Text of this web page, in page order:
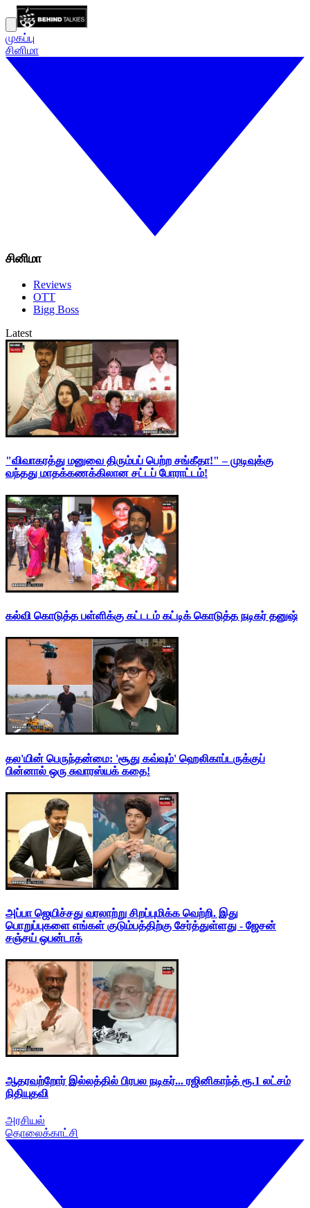
முகப்பு
சினிமா
சினிமா
Reviews
OTT
Bigg Boss
Latest
"விவாகரத்து மனுவை திரும்பப் பெற்ற சங்கீதா!" – முடிவுக்கு
வந்தது மாதக்கணக்கிலான சட்டப் போராட்டம்!
கல்வி கொடுத்த பள்ளிக்கு கட்டடம் கட்டிக் கொடுத்த நடிகர் தனுஷ்
தல'யின் பெருந்தன்மை: 'சூது கவ்வும்' ஹெலிகாப்டருக்குப்
பின்னால் ஒரு சுவாரஸ்யக் கதை!
அப்பா ஜெயிச்சது வரலாற்று சிறப்புமிக்க வெற்றி. இது
பொறுப்புகளை எங்கள் குடும்பத்திற்கு சேர்த்துள்ளது - ஜேசன்
சஞ்சய் ஒபன்டாக்
ஆதரவற்றோர் இல்லத்தில் பிரபல நடிகர்... ரஜினிகாந்த் ரூ.1 லட்சம்
நிதியுதவி
அரசியல்
தொலைக்காட்சி